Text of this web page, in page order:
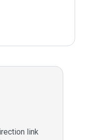
link